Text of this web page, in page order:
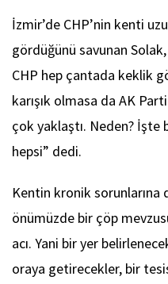
İzmir’de CHP’nin kenti
gördüğünü savunan
CHP hep çantada keklik
karışık olmasa da AK
çok yaklaştı. Neden? İşte
hepsi” dedi.
Kentin kronik sorunlarına
önümüzde bir çöp
acı. Yani bir yer
oraya getirecekler, bir